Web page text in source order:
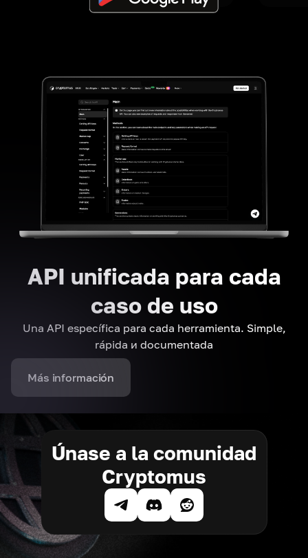
API unificada para cada
caso de uso
Una API específica para cada herramienta. Simple,
rápida и documentada
Más información
Únase a la comunidad
Cryptomus